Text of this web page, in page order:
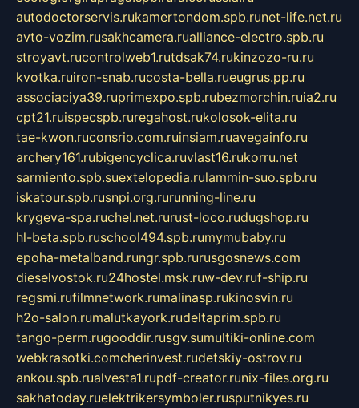
autodoctorservis.rukamertondom.spb.runet-life.net.ru
avto-vozim.rusakhcamera.rualliance-electro.spb.ru
stroyavt.rucontrolweb1.rutdsak74.rukinzozo-ru.ru
kvotka.ruiron-snab.rucosta-bella.rueugrus.pp.ru
associaciya39.ruprimexpo.spb.rubezmorchin.ruia2.ru
cpt21.ruispecspb.ruregahost.rukolosok-elita.ru
tae-kwon.ruconsrio.com.ruinsiam.ruavegainfo.ru
archery161.rubigencyclica.ruvlast16.rukorru.net
sarmiento.spb.suextelopedia.rulammin-suo.spb.ru
iskatour.spb.rusnpi.org.rurunning-line.ru
krygeva-spa.ruchel.net.rurust-loco.rudugshop.ru
hl-beta.spb.ruschool494.spb.rumymubaby.ru
epoha-metalband.rungr.spb.rurusgosnews.com
dieselvostok.ru24hostel.msk.ruw-dev.ruf-ship.ru
regsmi.rufilmnetwork.rumalinasp.rukinosvin.ru
h2o-salon.rumalutkayork.rudeltaprim.spb.ru
tango-perm.rugooddir.rusgv.sumultiki-online.com
webkrasotki.comcherinvest.rudetskiy-ostrov.ru
ankou.spb.rualvesta1.rupdf-creator.runix-files.org.ru
sakhatoday.ruelektrikersymboler.rusputnikyes.ru